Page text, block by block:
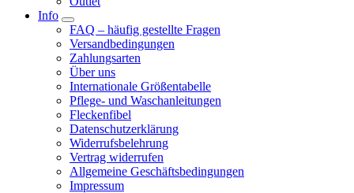
Info
FAQ – häufig gestellte Fragen
Versandbedingungen
Zahlungsarten
Über uns
Internationale Größentabelle
Pflege- und Waschanleitungen
Fleckenfibel
Datenschutzerklärung
Widerrufsbelehrung
Vertrag widerrufen
Allgemeine Geschäftsbedingungen
Impressum